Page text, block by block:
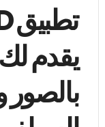
يقدم
بالصور